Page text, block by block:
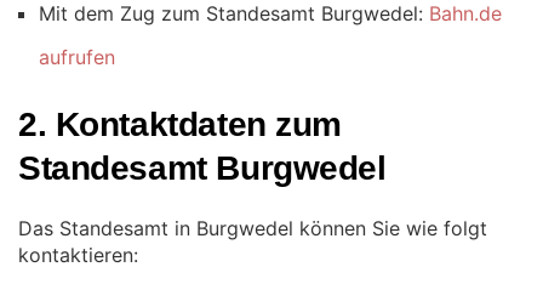
Mit dem Zug zum Standesamt Burgwedel: Bahn.de
aufrufen
2. Kontaktdaten zum
Standesamt Burgwedel
Das Standesamt in Burgwedel können Sie wie folgt
kontaktieren: